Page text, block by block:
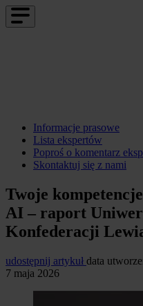
Informacje prasowe
Lista ekspertów
Poproś o komentarz
Skontaktuj się z nami
Twoje
AI – raport
Konfederacji
udostępnij artykuł data
7 maja 2026